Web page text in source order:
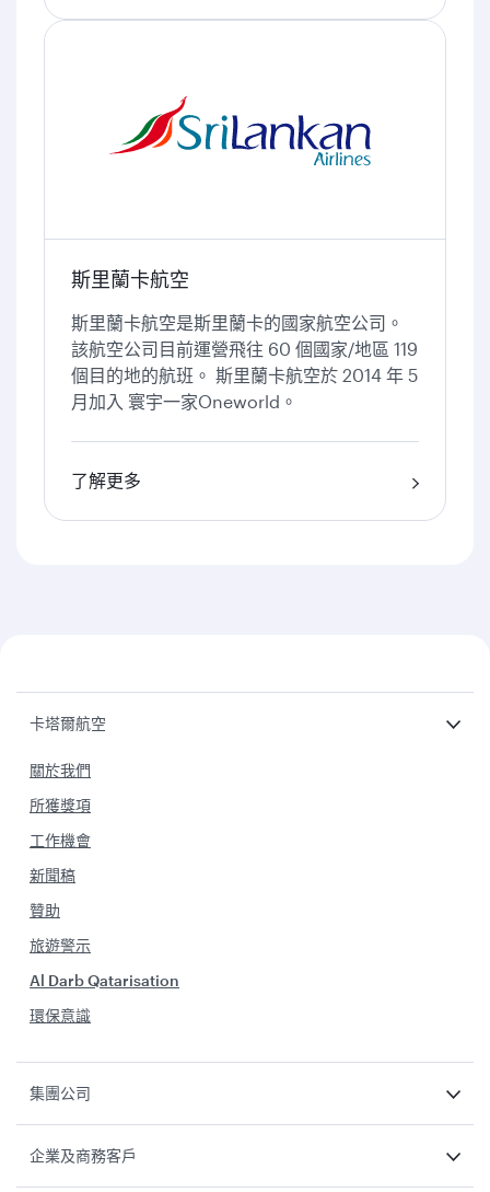
斯里蘭卡航空
斯里蘭卡航空是斯里蘭卡的國家航空公司。
該航空公司目前運營飛往 60 個國家/地區 119
個目的地的航班。 斯里蘭卡航空於 2014 年 5
月加入 寰宇一家Oneworld。
了解更多
卡塔爾航空
關於我們
所獲獎項
工作機會
新聞稿
贊助
旅遊警示
Al Darb Qatarisation
環保意識
集團公司
企業及商務客戶